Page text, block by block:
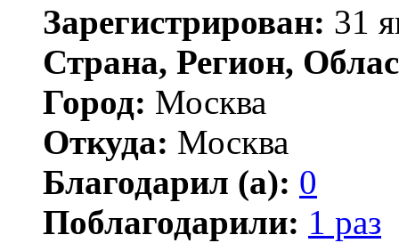
Зарегистрирован: 31
Страна, Регион,
Город: Москва
Откуда: Москва
Благодарил (а): 0
Поблагодарили: 1 раз